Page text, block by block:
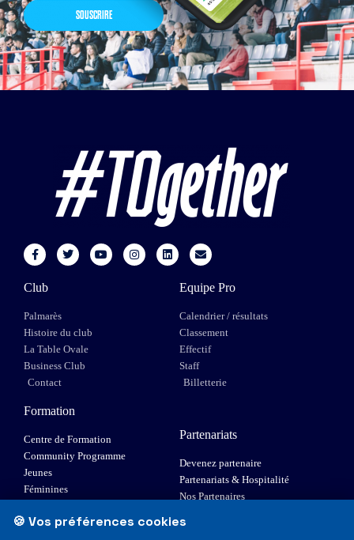
SOUSCRIRE
Club
Palmarès
Histoire du club
La Table Ovale
Business Club
Contact
Equipe Pro
Calendrier / résultats
Classement
Effectif
Staff
Billetterie
Formation
Centre de Formation
Community Programme
Jeunes
Féminines
Elite 1
Partenariats
Devenez partenaire
Partenariats & Hospitalité
Nos Partenaires
🍪 Vos préférences cookies